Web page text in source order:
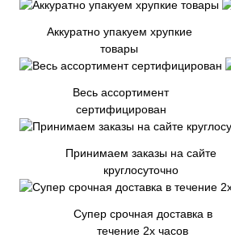
Аккуратно упакуем хрупкие
товары
Весь ассортимент
сертифицирован
Принимаем заказы на сайте
круглосуточно
Супер срочная доставка в
течение 2х часов